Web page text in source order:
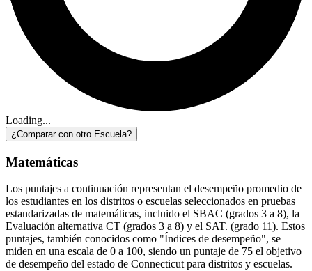
Loading...
¿Comparar con otro Escuela?
Matemáticas
Los puntajes a continuación representan el desempeño promedio de
los estudiantes en los distritos o escuelas seleccionados en pruebas
estandarizadas de matemáticas, incluido el SBAC (grados 3 a 8), la
Evaluación alternativa CT (grados 3 a 8) y el SAT. (grado 11). Estos
puntajes, también conocidos como "Índices de desempeño", se
miden en una escala de 0 a 100, siendo un puntaje de 75 el objetivo
de desempeño del estado de Connecticut para distritos y escuelas.